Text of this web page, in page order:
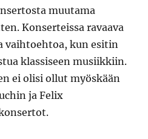
muutama
Konserteissa ravaava
vaihtoehtoa, kun esitin
klassiseen musiikkiin.
ei olisi ollut myöskään
ja Felix